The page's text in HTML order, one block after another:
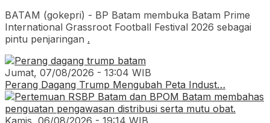
BATAM (gokepri) - BP Batam membuka Batam Prime
International Grassroot Football Festival 2026 sebagai
pintu penjaringan .
Jumat, 07/08/2026 - 13:04 WIB
Perang Dagang Trump Mengubah Peta Indust…
Kamis, 06/08/2026 - 19:14 WIB